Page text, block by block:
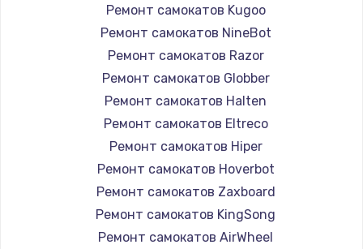
Ремонт самокатов Kugoo
Ремонт самокатов NineBot
Ремонт самокатов Razor
Ремонт самокатов Globber
Ремонт самокатов Halten
Ремонт самокатов Eltreco
Ремонт самокатов Hiper
Ремонт самокатов Hoverbot
Ремонт самокатов Zaxboard
Ремонт самокатов KingSong
Ремонт самокатов AirWheel